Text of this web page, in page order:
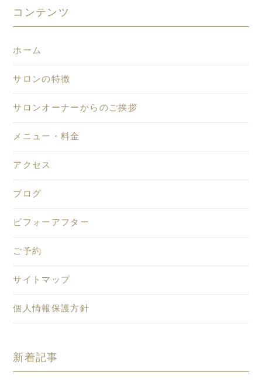
コンテンツ
ホーム
サロンの特徴
サロンオーナーからのご挨拶
メニュー・料金
アクセス
ブログ
ビフォーアフター
ご予約
サイトマップ
個人情報保護方針
新着記事